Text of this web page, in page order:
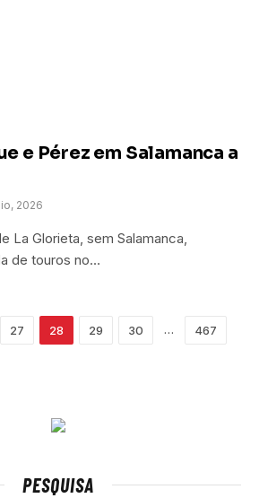
e Pérez em Salamanca a
2026
La Glorieta, sem Salamanca,
de touros no…
27 28 29 30 … 467
PESQUISA